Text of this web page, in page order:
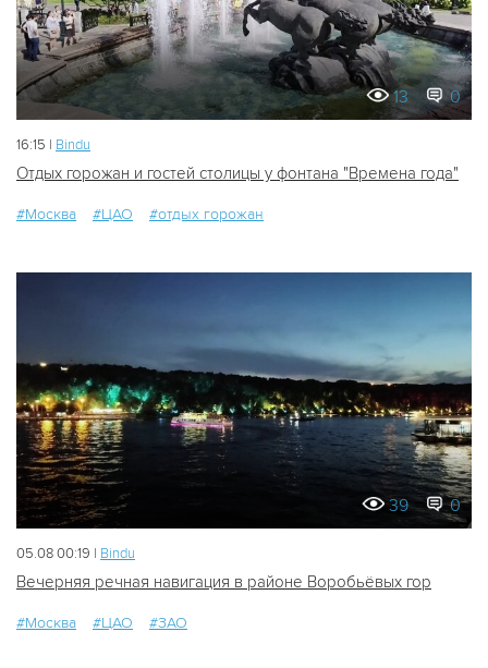
13 0
16:15 | Bindu
Отдых горожан и гостей столицы у фонтана "Времена года"
#Москва #ЦАО #отдых горожан
39 0
05.08 00:19 | Bindu
Вечерняя речная навигация в районе Воробьёвых гор
#Москва #ЦАО #ЗАО